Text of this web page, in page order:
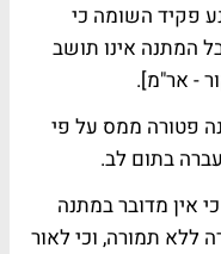
פקיד השומה כי
המתנה אינו תושב
- אר"מ].
פטורה ממס על פי
אין מדובר במתנה
ללא תמורה, וכי לאור